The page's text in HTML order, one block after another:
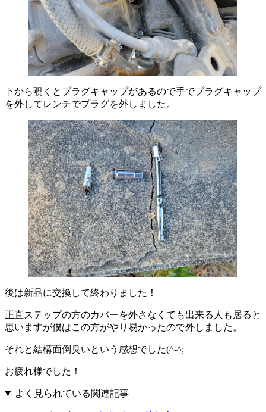
下から覗くとプラグキャップがあるので手でプラグキャップ
を外してレンチでプラグを外しました。
後は新品に交換して終わりました！
正直ステップの方のカバーを外さなくても出来る人も居ると
思いますが僕はこの方がやり易かったので外しました。
それと結構面倒臭いという感想でした(^-^;
お疲れ様でした！
よく見られている関連記事